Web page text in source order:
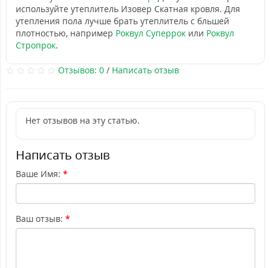
используйте утеплитель Изовер Скатная кровля. Для
утепления пола лучше брать утеплитель с бльшей
плотностью, например Роквул Суперрок или Роквул
Стропрок.
Отзывов: 0/ Написать отзыв
Нет отзывов на эту статью.
Написать отзыв
Ваше Имя:
Ваш отзыв: